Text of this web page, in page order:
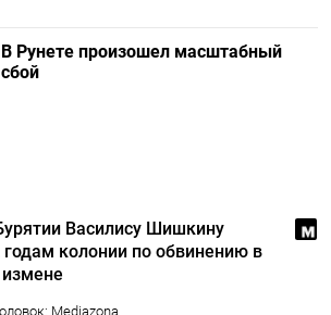
В Рунете произошел масштабный
сбой